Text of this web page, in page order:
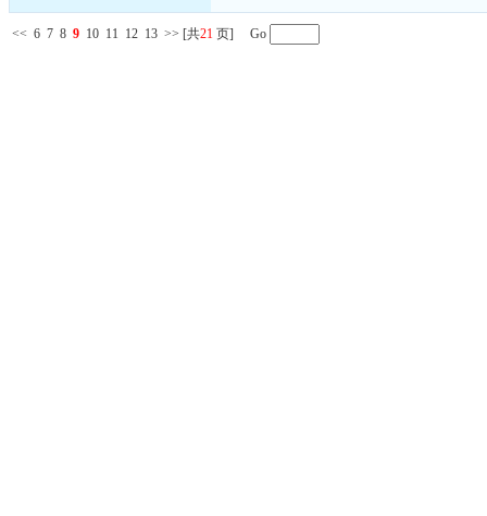
<< 6 7 8 9 10 11 12 13 >> [共21 页] Go